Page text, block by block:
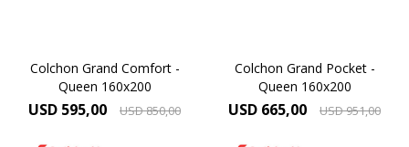
Colchon Grand Comfort -
Queen 160x200
USD 595,00 USD850,00
Colchon Grand Pocket -
Queen 160x200
USD 665,00 USD951,00